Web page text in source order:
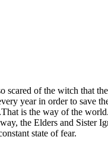
scared of the witch that
year in order to save
is the way of the
the Elders and Sister
state of fear.